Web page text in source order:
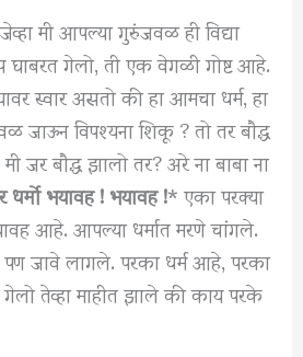
मी आपल्या गुरुंजवळ ही विद्या
गेलो, ती एक वेगळी गोष्ट आहे.
स्वार असतो की हा आमचा धर्म, हा
जाऊन विपश्यना शिकू ? तो तर बौद्ध
जर बौद्ध झालो तर? अरे ना बाबा ना
धर्मो भयावह ! भयावह !* एका परक्या
आहे. आपल्या धर्मात मरणे चांगले.
जावे लागले. परका धर्म आहे, परका
तेव्हा माहीत झाले की काय परके